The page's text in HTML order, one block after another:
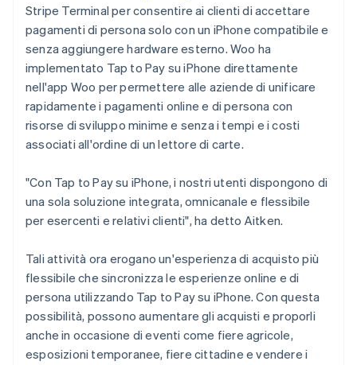
Stripe Terminal per consentire ai clienti di accettare
pagamenti di persona solo con un iPhone compatibile e
senza aggiungere hardware esterno. Woo ha
implementato Tap to Pay su iPhone direttamente
nell'app Woo per permettere alle aziende di unificare
rapidamente i pagamenti online e di persona con
risorse di sviluppo minime e senza i tempi e i costi
associati all'ordine di un lettore di carte.
"Con Tap to Pay su iPhone, i nostri utenti dispongono di
una sola soluzione integrata, omnicanale e flessibile
per esercenti e relativi clienti", ha detto Aitken.
Tali attività ora erogano un'esperienza di acquisto più
flessibile che sincronizza le esperienze online e di
persona utilizzando Tap to Pay su iPhone. Con questa
possibilità, possono aumentare gli acquisti e proporli
anche in occasione di eventi come fiere agricole,
esposizioni temporanee, fiere cittadine e vendere i